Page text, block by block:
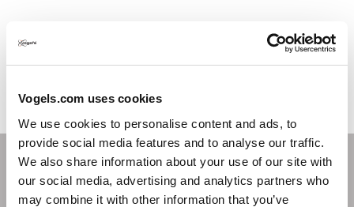
Vogels.com uses cookies
We use cookies to personalise content and ads, to
provide social media features and to analyse our traffic.
We also share information about your use of our site with
our social media, advertising and analytics partners who
may combine it with other information that you’ve
impegniamo a implementare pratiche ecologiche in tutte
ambientale.
Le nostre iniziative sostenibili
includono: